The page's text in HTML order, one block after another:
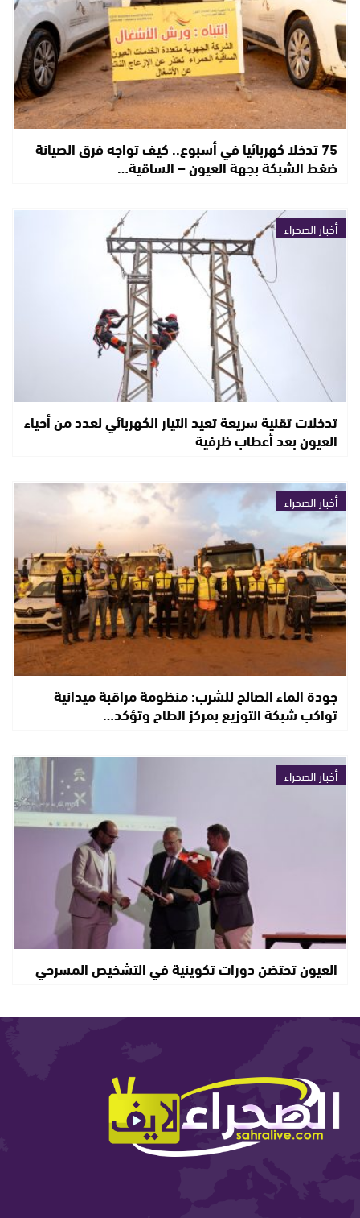
75 تدخلا كهربائيا في أسبوع.. كيف تواجه فرق الصيانة
ضغط الشبكة بجهة العيون – الساقية…
أخبار الصحراء
تدخلات تقنية سريعة تعيد التيار الكهربائي لعدد من أحياء
العيون بعد أعطاب ظرفية
أخبار الصحراء
جودة الماء الصالح للشرب: منظومة مراقبة ميدانية
تواكب شبكة التوزيع بمركز الطاح وتؤكد…
أخبار الصحراء
العيون تحتضن دورات تكوينية في التشخيص المسرحي